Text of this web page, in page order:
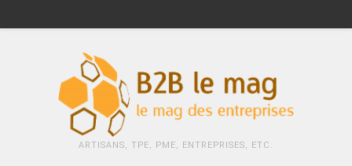
ARTISANS, TPE, PME, ENTREPRISES, ETC.